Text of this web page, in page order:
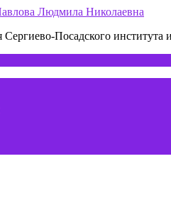
Сергиево-Посадского